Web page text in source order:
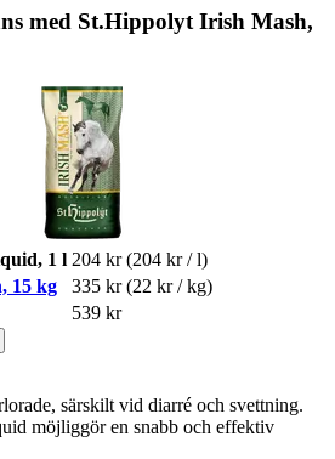
med St.Hippolyt Irish Mash,
1 l 204 kr (204 kr / l)
15 kg
335 kr (22 kr / kg)
539 kr
särskilt vid diarré och svettning.
möjliggör en snabb och effektiv